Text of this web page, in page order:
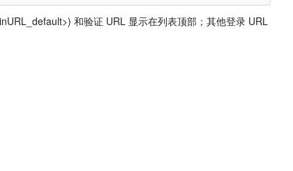
和验证 URL 显示在列表顶部；其他登录 URL